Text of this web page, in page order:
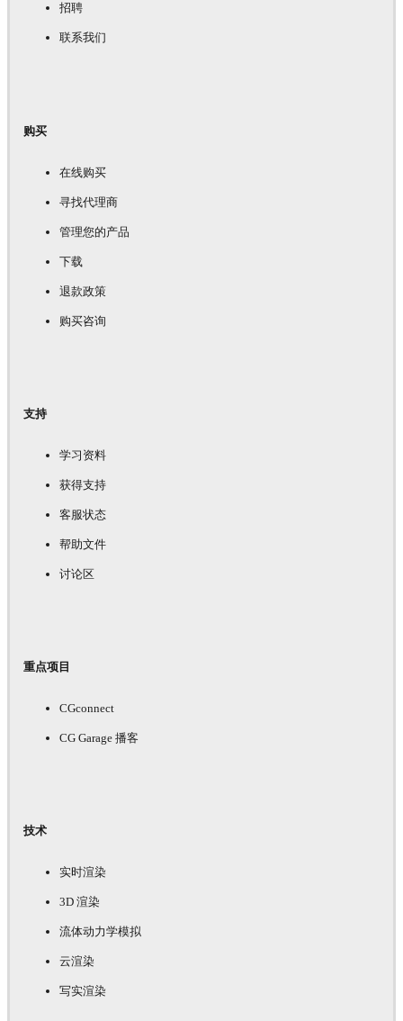
招聘
联系我们
购买
在线购买
寻找代理商
管理您的产品
下载
退款政策
购买咨询
支持
学习资料
获得支持
客服状态
帮助文件
讨论区
重点项目
CGconnect
CG Garage 播客
技术
实时渲染
3D 渲染
流体动力学模拟
云渲染
写实渲染